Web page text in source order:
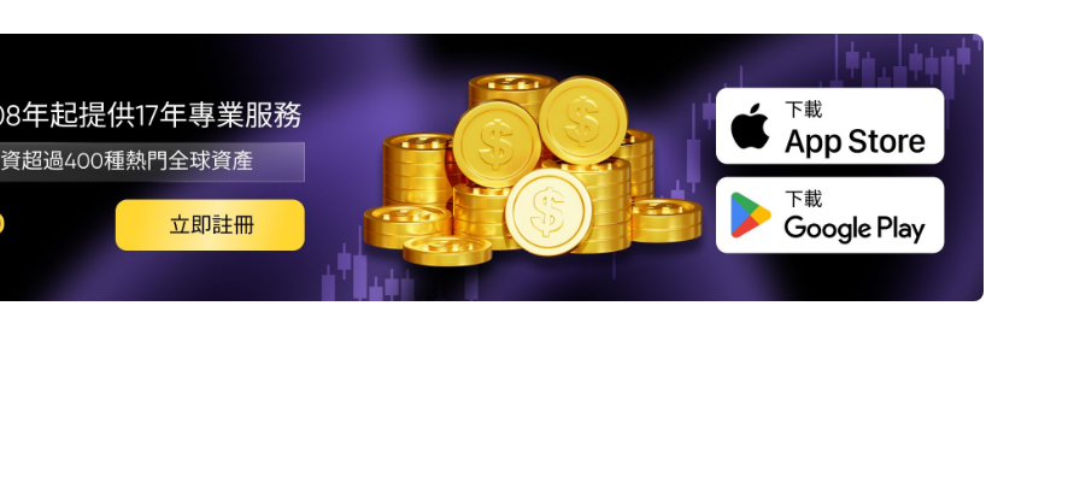
4. 特朗普宣布重大政策：能源緊急狀態與行政行
動
5. 全球反應與特朗普家族的加密貨幣舉措
6. 拜登的特赦與政治影響
7. 關稅與移民政策：特朗普的經濟重點